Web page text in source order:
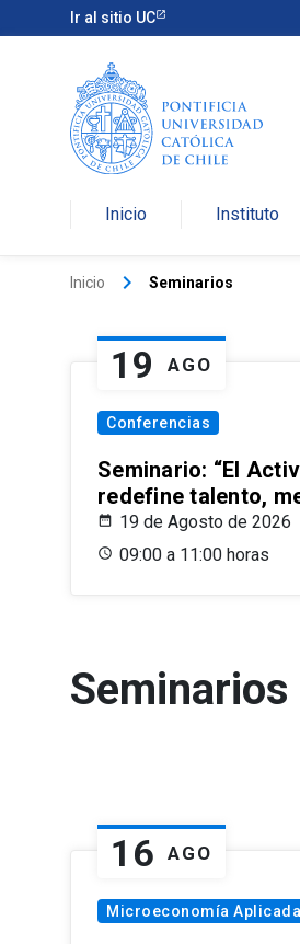
Ir al sitio UC
Inicio Instituto
Inicio keyboard_arrow_right Seminarios
19 AGO
Conferencias
Seminario: “El
redefine talento,
19 de Agosto de 2026
09:00 a 11:00 horas
Seminarios
16 AGO
Microeconomía Aplicada